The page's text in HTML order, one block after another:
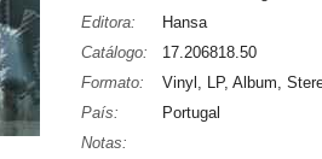
Editora:
Hansa
Catálogo:
17.206818.50
Formato:
Vinyl, LP, Album,
País:
Portugal
Notas: